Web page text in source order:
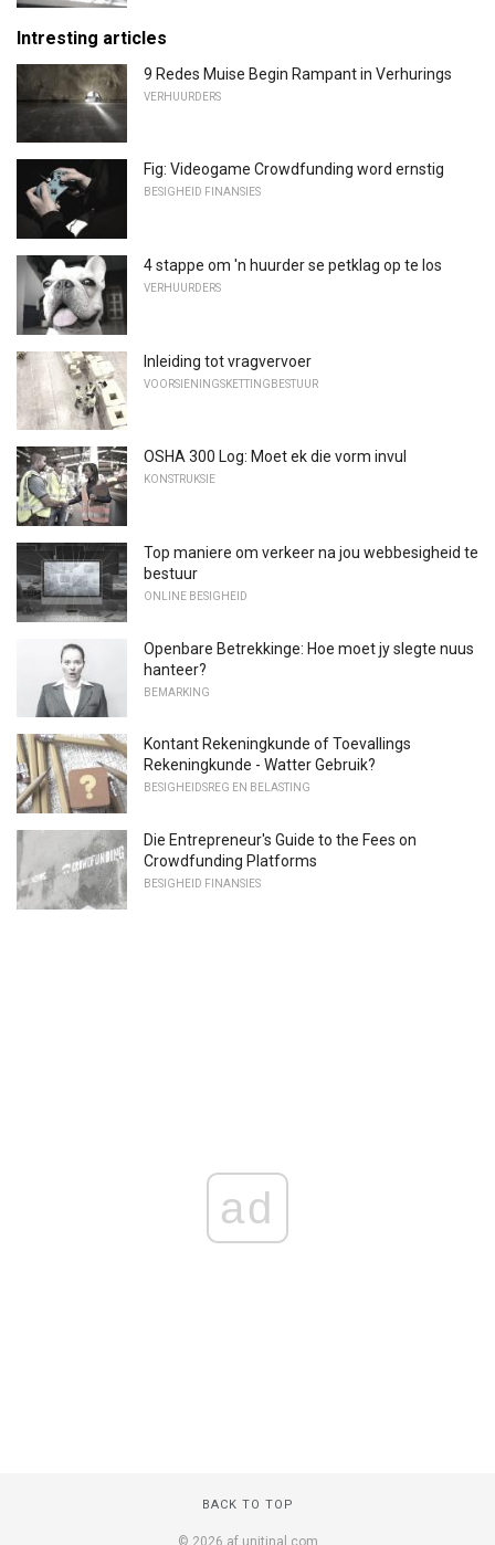
Intresting articles
9 Redes Muise Begin Rampant in Verhurings
VERHUURDERS
Fig: Videogame Crowdfunding word ernstig
BESIGHEID FINANSIES
4 stappe om 'n huurder se petklag op te los
VERHUURDERS
Inleiding tot vragvervoer
VOORSIENINGSKETTINGBESTUUR
OSHA 300 Log: Moet ek die vorm invul
KONSTRUKSIE
Top maniere om verkeer na jou webbesigheid te
bestuur
ONLINE BESIGHEID
Openbare Betrekkinge: Hoe moet jy slegte nuus
hanteer?
BEMARKING
Kontant Rekeningkunde of Toevallings
Rekeningkunde - Watter Gebruik?
BESIGHEIDSREG EN BELASTING
Die Entrepreneur's Guide to the Fees on
Crowdfunding Platforms
BESIGHEID FINANSIES
ad
BACK TO TOP
© 2026 af.unitinal.com